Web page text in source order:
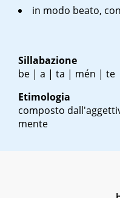
in modo beato,
Sillabazione
be | a | ta | mén | te
Etimologia
composto
mente